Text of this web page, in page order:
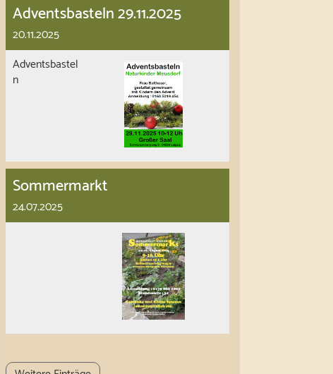
Adventsbasteln 29.11.2025
20.11.2025
Adventsbastel
n
Sommermarkt
24.07.2025